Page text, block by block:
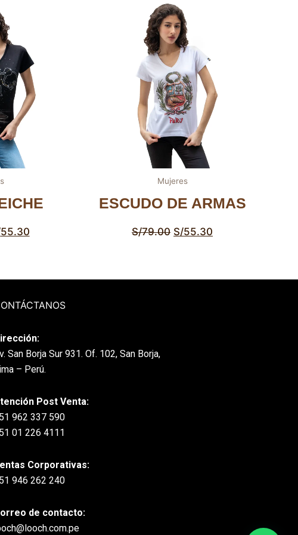
55.30
Mujeres
ESCUDO DE ARMAS
S/79.00 S/55.30
San Borja Sur 931. Of. 102, San Borja,
– Perú.
Post Venta:
962 337 590
01 226 4111
Corporativas:
946 262 240
de contacto: